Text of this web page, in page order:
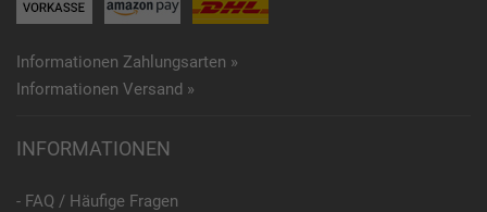
Informationen Zahlungsarten »
Informationen Versand »
INFORMATIONEN
- FAQ / Häufige Fragen